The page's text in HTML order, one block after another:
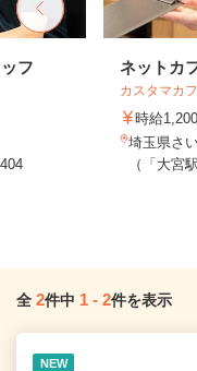
フ ネットカ
カスタマカ
時給
埼玉県さ
（「大宮
全 2件中 1 - 2件を表示
NEW